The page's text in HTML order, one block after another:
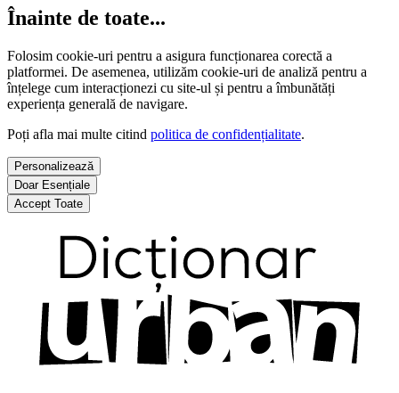
Înainte de toate...
Folosim cookie-uri pentru a asigura funcționarea corectă a
platformei. De asemenea, utilizăm cookie-uri de analiză pentru a
înțelege cum interacționezi cu site-ul și pentru a îmbunătăți
experiența generală de navigare.
Poți afla mai multe citind politica de confidențialitate.
Personalizează
Doar Esențiale
Accept Toate